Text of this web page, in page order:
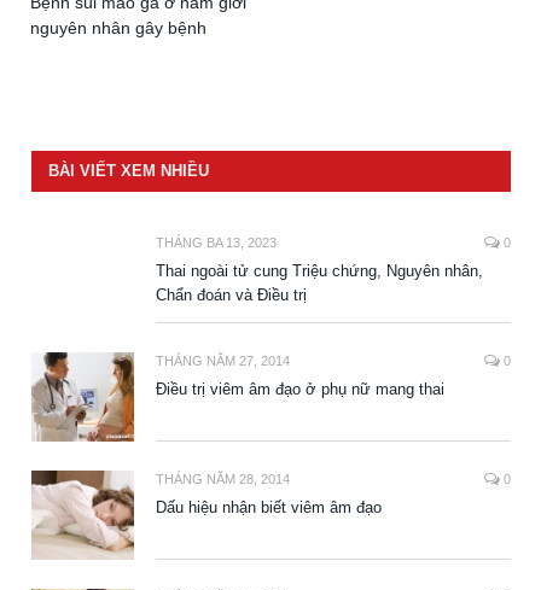
nguyên nhân gây bệnh
BÀI VIẾT XEM NHIỀU
THÁNG BA 13, 2023 0
Thai ngoài tử cung Triệu chứng, Nguyên nhân,
Chẩn đoán và Điều trị
THÁNG NĂM 27, 2014 0
Điều trị viêm âm đạo ở phụ nữ mang thai
THÁNG NĂM 28, 2014 0
Dấu hiệu nhận biết viêm âm đạo